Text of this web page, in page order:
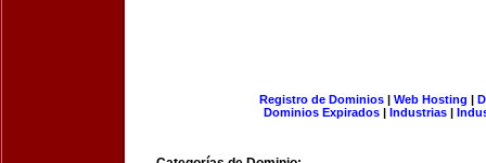
Registro de Dominios| Web Hosting |
Dominios Expirados | Industrias |